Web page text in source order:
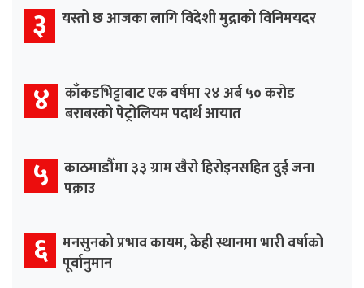
३ यस्तो छ आजका लागि विदेशी मुद्राको विनिमयदर
४ काँकडभिट्टाबाट एक वर्षमा २४ अर्ब ५० करोड
बराबरको पेट्रोलियम पदार्थ आयात
५ काठमाडौँमा ३३ ग्राम खैरो हिरोइनसहित दुई जना
पक्राउ
६ मनसुनको प्रभाव कायम, केही स्थानमा भारी वर्षाको
पूर्वानुमान